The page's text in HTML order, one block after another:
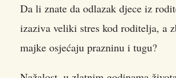
Da li znate da odlazak djece iz
izaziva veliki stres kod roditelja, a
majke osjećaju prazninu i tugu?